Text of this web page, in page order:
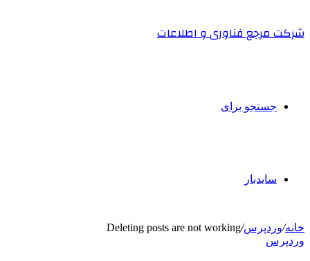
شرکت مرجع فناوری و اطلاعات
جستجو برای
سایدبار
خانه/وردپرس/
Deleting posts are not working
وردپرس